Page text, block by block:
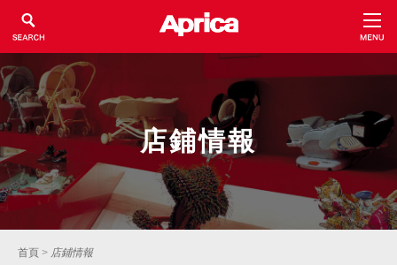
店鋪情報
首頁 > 店鋪情報